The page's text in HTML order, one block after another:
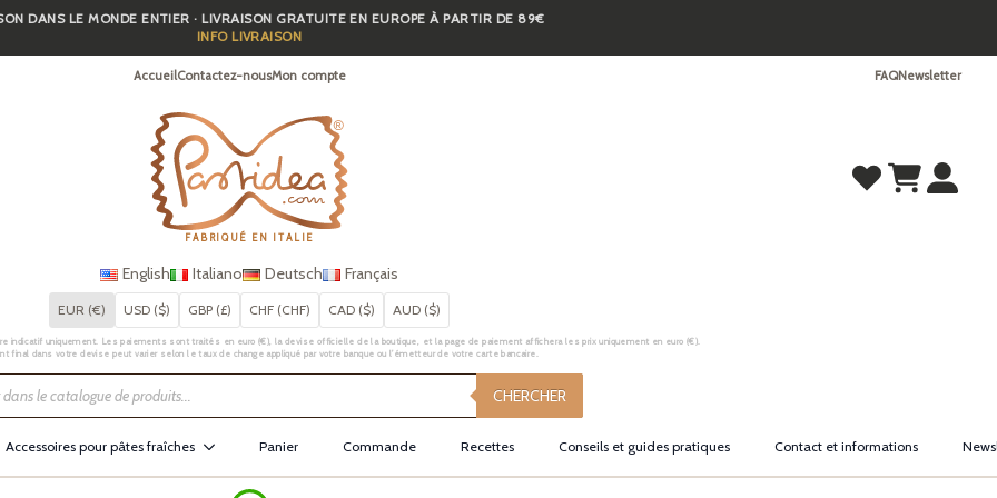
DANS LE MONDE ENTIER · LIVRAISON GRATUITE EN EUROPE À PARTIR DE 89€
INFO LIVRAISON
AccueilContactez-nousMon compte FAQNewsletter
FABRIQUÉ EN ITALIE
English Italiano Deutsch Français
EUR (€) USD ($) GBP (£) CHF (CHF) CAD ($) AUD ($)
indicatif uniquement. Les paiements sont traités en euro (€), la devise officielle de la boutique, et la page de paiement affichera les prix uniquement en euro (€).
final dans votre devise peut varier selon le taux de change appliqué par votre banque ou l’émetteur de votre carte bancaire.
CHERCHER
Accessoires pour pâtes fraîches Panier Commande Recettes Conseils et guides pratiques Contact et informations